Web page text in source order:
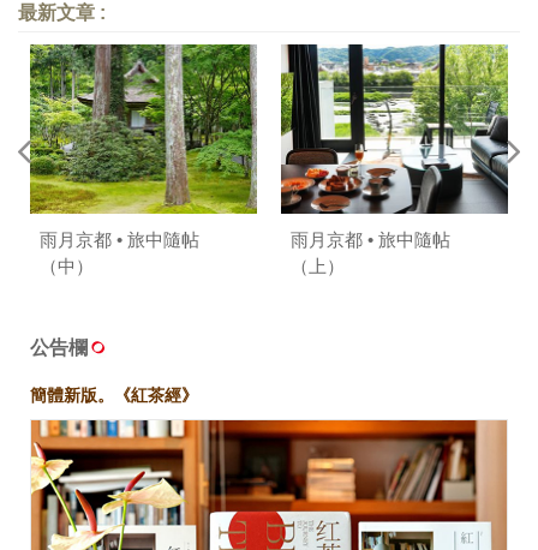
最新文章 :
雨月京都 • 旅中隨帖
（中）
雨月京都 • 旅中隨帖
（上）
公告欄
簡體新版。《紅茶經》